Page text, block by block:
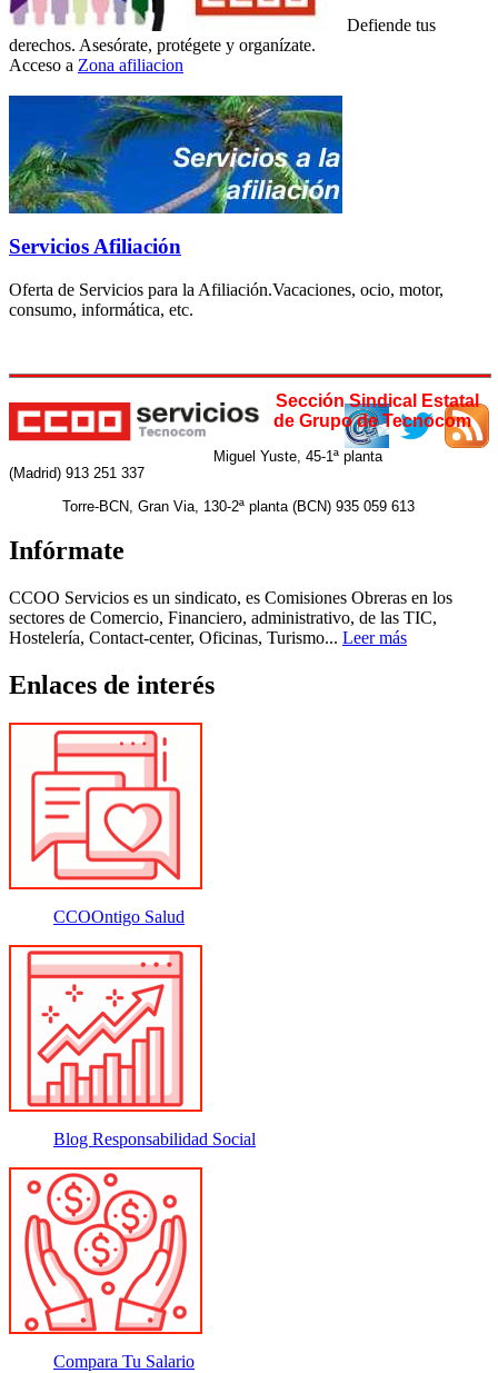
Defiende tus
derechos. Asesórate, protégete y organízate.
Acceso a Zona afiliacion
Servicios Afiliación
Oferta de Servicios para la Afiliación.Vacaciones, ocio, motor,
consumo, informática, etc.
Sección Sindical Estatal
de Grupo de Tecnocom
Miguel Yuste, 45-1ª planta
(Madrid) 913 251 337
Torre-BCN, Gran Via, 130-2ª planta (BCN) 935 059 613
Infórmate
CCOO Servicios es un sindicato, es Comisiones Obreras en los
sectores de Comercio, Financiero, administrativo, de las TIC,
Hostelería, Contact-center, Oficinas, Turismo... Leer más
Enlaces de interés
CCOOntigo Salud
Blog Responsabilidad Social
Compara Tu Salario